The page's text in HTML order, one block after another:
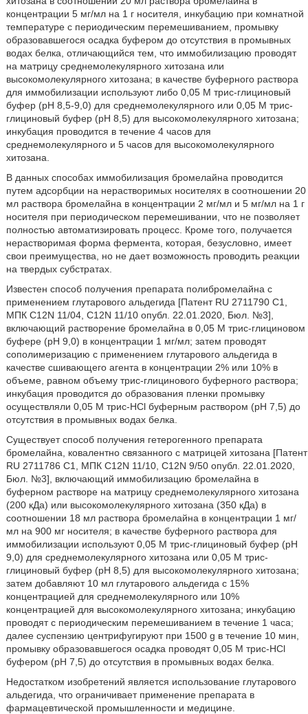
концентрации 5 мг/мл на 1 г носителя, инкубацию при комнатной
температуре с периодическим перемешиванием, промывку
образовавшегося осадка буфером до отсутствия в промывных
водах белка, отличающийся тем, что иммобилизацию проводят
на матрицу среднемолекулярного хитозана или
высокомолекулярного хитозана; в качестве буферного раствора
для иммобилизации используют либо 0,05 М трис-глициновый
буфер (рН 8,5-9,0) для среднемолекулярного или 0,05 М трис-
глициновый буфер (рН 8,5) для высокомолекулярного хитозана;
инкубация проводится в течение 4 часов для
среднемолекулярного и 5 часов для высокомолекулярного
хитозана.
В данных способах иммобилизация бромелайна проводится
путем адсорбции на нерастворимых носителях в соотношении 20
мл раствора бромелайна в концентрации 2 мг/мл и 5 мг/мл на 1 г
носителя при периодическом перемешивании, что не позволяет
полностью автоматизировать процесс. Кроме того, получается
нерастворимая форма фермента, которая, безусловно, имеет
свои преимущества, но не дает возможность проводить реакции
на твердых субстратах.
Известен способ получения препарата полибромелайна с
применением глутарового альдегида [Патент RU 2711790 С1,
МПК C12N 11/04, C12N 11/10 опубл. 22.01.2020, Бюл. №3],
включающий растворение бромелайна в 0,05 М трис-глициновом
буфере (рН 9,0) в концентрации 1 мг/мл; затем проводят
сополимеризацию с применением глутарового альдегида в
качестве сшивающего агента в концентрации 2% или 10% в
объеме, равном объему трис-глицинового буферного раствора;
инкубация проводится до образования пленки промывку
осуществляли 0,05 М трис-HCl буферным раствором (рН 7,5) до
отсутствия в промывных водах белка.
Существует способ получения гетерогенного препарата
бромелайна, ковалентно связанного с матрицей хитозана [Патент
RU 2711786 С1, МПК C12N 11/10, C12N 9/50 опубл. 22.01.2020,
Бюл. №3], включающий иммобилизацию бромелайна в
буферном растворе на матрицу среднемолекулярного хитозана
(200 кДа) или высокомолекулярного хитозана (350 кДа) в
соотношении 18 мл раствора бромелайна в концентрации 1 мг/
мл на 900 мг носителя; в качестве буферного раствора для
иммобилизации используют 0,05 М трис-глициновый буфер (рН
9,0) для среднемолекулярного хитозана или 0,05 М трис-
глициновый буфер (рН 8,5) для высокомолекулярного хитозана;
затем добавляют 10 мл глутарового альдегида с 15%
концентрацией для среднемолекулярного или 10%
концентрацией для высокомолекулярного хитозана; инкубацию
проводят с периодическим перемешиванием в течение 1 часа;
далее суспензию центрифугируют при 1500 g в течение 10 мин,
промывку образовавшегося осадка проводят 0,05 М трис-HCl
буфером (рН 7,5) до отсутствия в промывных водах белка.
Недостатком изобретений является использование глутарового
альдегида, что ограничивает применение препарата в
фармацевтической промышленности и медицине.